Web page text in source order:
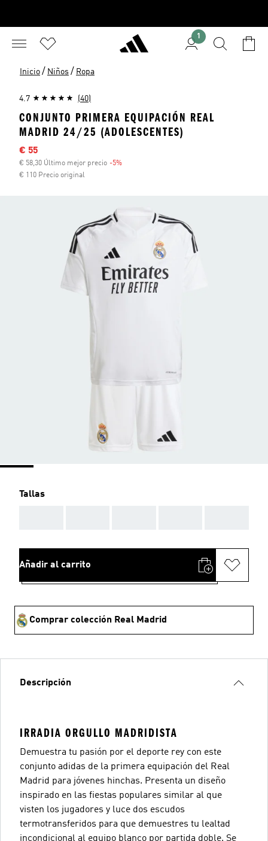
1
Inicio / Niños / Ropa
4.7 (40)
CONJUNTO PRIMERA EQUIPACIÓN REAL
MADRID 24/25 (ADOLESCENTES)
Precio rebajado
€ 55
€ 58,30 Último mejor precio -5%
€ 110 Precio original
Tallas
Añadir al carrito
Comprar colección Real Madrid
Descripción
IRRADIA ORGULLO MADRIDISTA
Demuestra tu pasión por el deporte rey con este
conjunto adidas de la primera equipación del Real
Madrid para jóvenes hinchas. Presenta un diseño
inspirado en las fiestas populares similar al que
visten los jugadores y luce dos escudos
termotransferidos para que demuestres tu lealtad
incondicional al equipo blanco por partida doble. Se